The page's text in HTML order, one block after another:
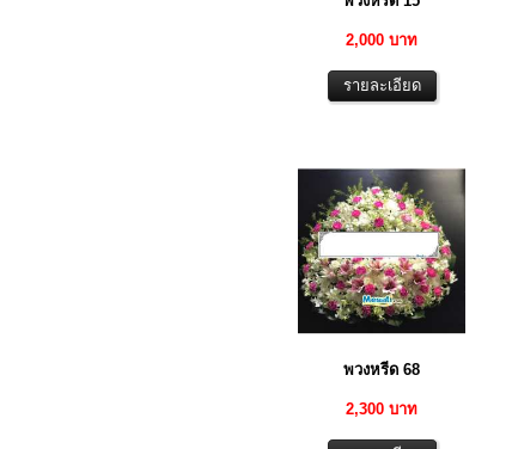
2,000 บาท
พวงหรีด 68
2,300 บาท